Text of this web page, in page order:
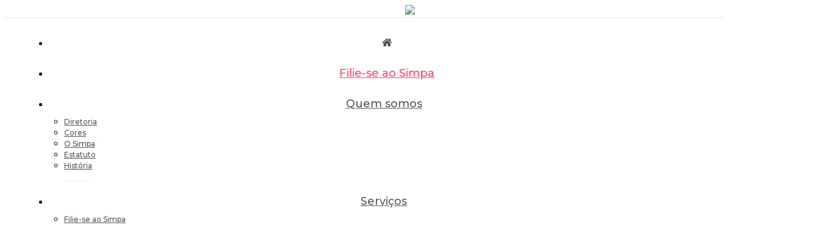
Filie-se ao Simpa
Quem somos
Diretoria
Cores
O Simpa
Estatuto
História
Serviços
Filie-se ao Simpa